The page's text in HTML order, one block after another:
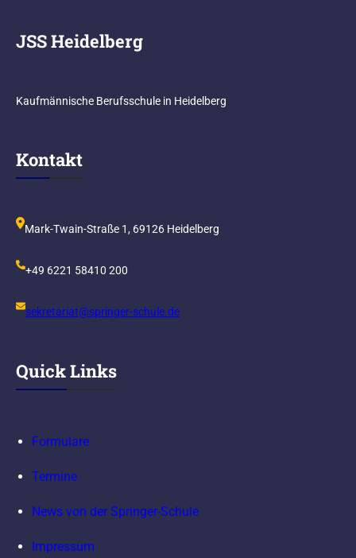
JSS Heidelberg
Kaufmännische Berufsschule in Heidelberg
Kontakt
Mark-Twain-Straße 1, 69126 Heidelberg
+49 6221 58410 200
sekretariat@springer-schule.de
Quick Links
Formulare
Termine
News von der Springer-Schule
Impressum